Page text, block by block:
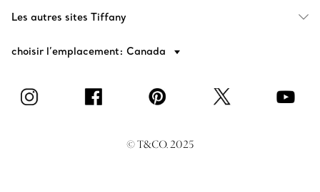
Les autres sites Tiffany
choisir l’emplacement: Canada
© T&CO. 2025